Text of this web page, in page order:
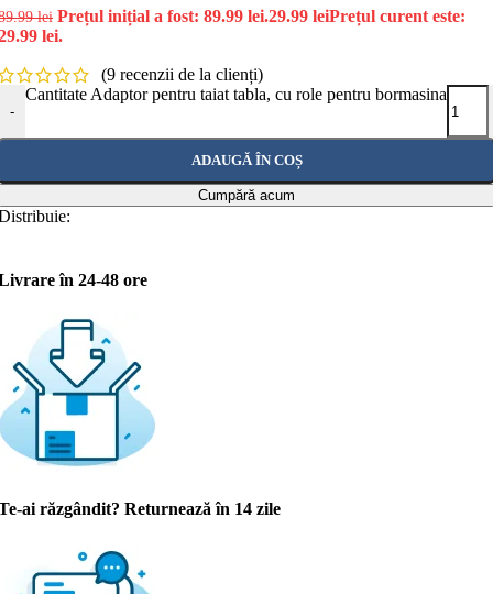
lei Prețul inițial a fost: 89.99 lei.29.99 leiPrețul curent este:
lei.
(9 recenzii de la clienți)
-
Cantitate Adaptor pentru taiat tabla, cu role pentru bormasina
ADAUGĂ ÎN COȘ
Cumpără acum
în 24-48 ore
ai răzgândit? Returnează în 14 zile